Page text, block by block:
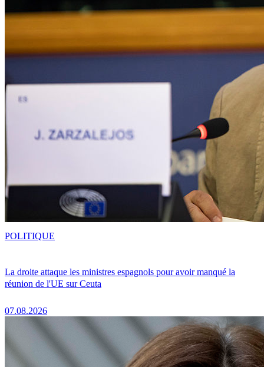
La droite attaque les ministres espagnols pour avoir manqué la
réunion de l'UE sur Ceuta
07.08.2026
POLITIQUE